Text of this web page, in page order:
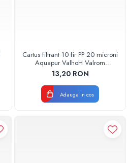
Cartus filtrant 10 fir PP 20 microni
Aquapur ValhoH Valrom
AQUA07000210020
13,20 RON
Adauga in cos